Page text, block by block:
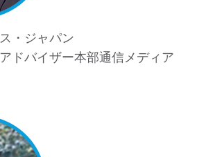
・ジャパン
ドバイザー本部通信メディア